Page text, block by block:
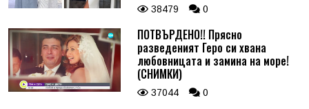
38479 0
ПОТВЪРДЕНО!! Прясно
разведеният Геро си хвана
любовницата и замина на море!
(СНИМКИ)
37044 0